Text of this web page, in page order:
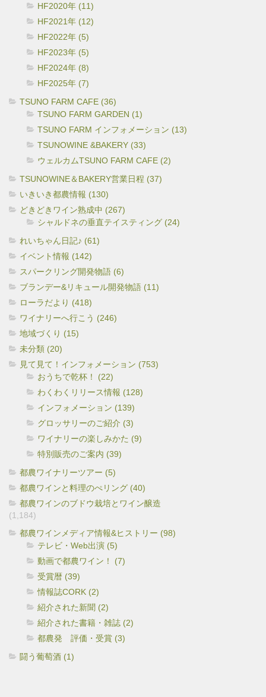
HF2020年 (11)
HF2021年 (12)
HF2022年 (5)
HF2023年 (5)
HF2024年 (8)
HF2025年 (7)
TSUNO FARM CAFE (36)
TSUNO FARM GARDEN (1)
TSUNO FARM インフォメーション (13)
TSUNOWINE &BAKERY (33)
ウェルカムTSUNO FARM CAFE (2)
TSUNOWINE＆BAKERY営業日程 (37)
いきいき都農情報 (130)
どきどきワイン熟成中 (267)
シャルドネの垂直テイスティング (24)
れいちゃん日記♪ (61)
イベント情報 (142)
スパークリング開発物語 (6)
ブランデー&リキュール開発物語 (11)
ローラだより (418)
ワイナリーへ行こう (246)
地域づくり (15)
未分類 (20)
見て見て！インフォメーション (753)
おうちで乾杯！ (22)
わくわくリリース情報 (128)
インフォメーション (139)
グロッサリーのご紹介 (3)
ワイナリーの楽しみかた (9)
特別販売のご案内 (39)
都農ワイナリーツアー (5)
都農ワインと料理のぺリング (40)
都農ワインのブドウ栽培とワイン醸造
(1,184)
都農ワインメディア情報&ヒストリー (98)
テレビ・Web出演 (5)
動画で都農ワイン！ (7)
受賞暦 (39)
情報誌CORK (2)
紹介された新聞 (2)
紹介された書籍・雑誌 (2)
都農発 評価・受賞 (3)
闘う葡萄酒 (1)